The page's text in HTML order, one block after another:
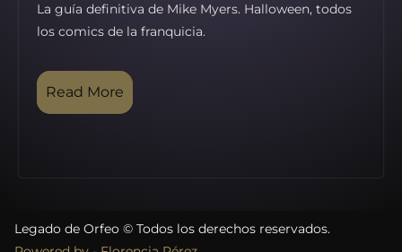
La guía definitiva de Mike Myers. Halloween, todos
los comics de la franquicia.
Read More
Legado de Orfeo © Todos los derechos reservados.